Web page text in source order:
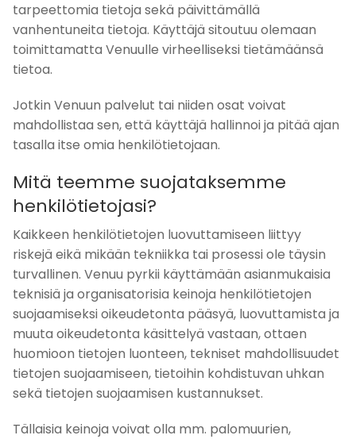
tarpeettomia tietoja sekä päivittämällä
vanhentuneita tietoja. Käyttäjä sitoutuu olemaan
toimittamatta Venuulle virheelliseksi tietämäänsä
tietoa.
Jotkin Venuun palvelut tai niiden osat voivat
mahdollistaa sen, että käyttäjä hallinnoi ja pitää ajan
tasalla itse omia henkilötietojaan.
Mitä teemme suojataksemme
henkilötietojasi?
Kaikkeen henkilötietojen luovuttamiseen liittyy
riskejä eikä mikään tekniikka tai prosessi ole täysin
turvallinen. Venuu pyrkii käyttämään asianmukaisia
teknisiä ja organisatorisia keinoja henkilötietojen
suojaamiseksi oikeudetonta pääsyä, luovuttamista ja
muuta oikeudetonta käsittelyä vastaan, ottaen
huomioon tietojen luonteen, tekniset mahdollisuudet
tietojen suojaamiseen, tietoihin kohdistuvan uhkan
sekä tietojen suojaamisen kustannukset.
Tällaisia keinoja voivat olla mm. palomuurien,